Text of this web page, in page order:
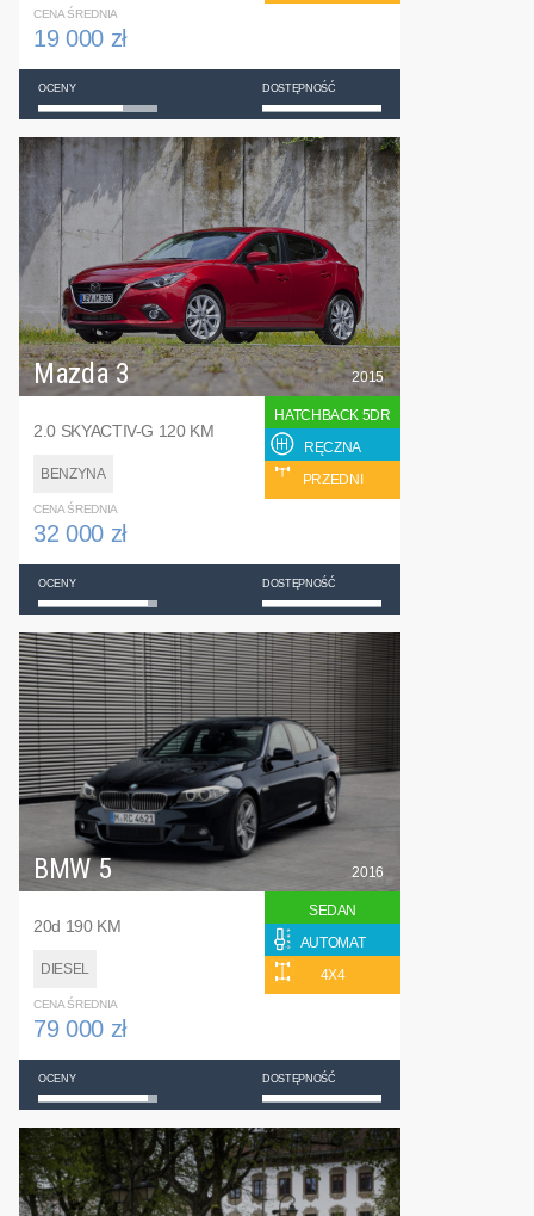
CENA ŚREDNIA
19 000 zł
OCENY DOSTĘPNOŚĆ
Mazda 3
2.0 SKYACTIV-G 120 KM
BENZYNA
2015
HATCHBACK 5DR
RĘCZNA
PRZEDNI
CENA ŚREDNIA
32 000 zł
OCENY DOSTĘPNOŚĆ
BMW 5
20d 190 KM
DIESEL
2016
SEDAN
AUTOMAT
4X4
CENA ŚREDNIA
79 000 zł
OCENY DOSTĘPNOŚĆ